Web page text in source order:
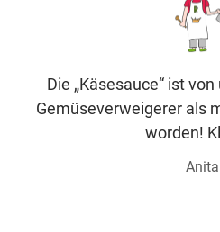
Die „Käsesauce“ ist
Gemüseverweigerer als
worden!
Anita